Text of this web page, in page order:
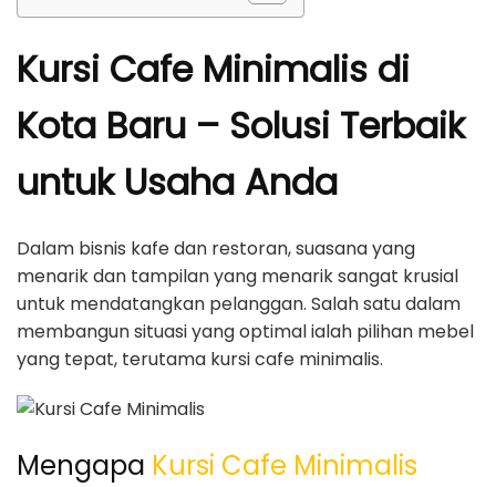
Kursi Cafe Minimalis di
Kota Baru – Solusi Terbaik
untuk Usaha Anda
Dalam bisnis kafe dan restoran, suasana yang
menarik dan tampilan yang menarik sangat krusial
untuk mendatangkan pelanggan. Salah satu dalam
membangun situasi yang optimal ialah pilihan mebel
yang tepat, terutama kursi cafe minimalis.
Mengapa Kursi Cafe Minimalis